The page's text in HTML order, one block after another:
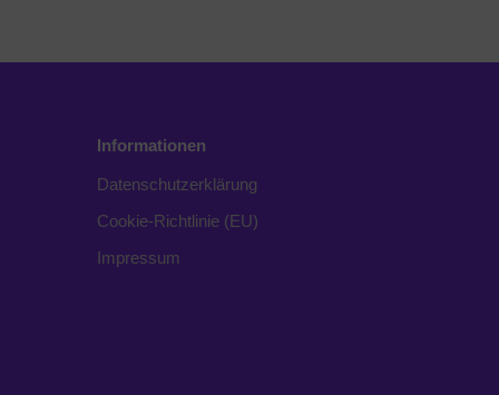
Informationen
Datenschutzerklärung
Cookie-Richtlinie (EU)
Impressum